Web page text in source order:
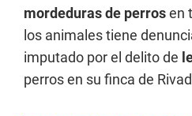
mordeduras de perrosen
los animales tiene
imputado por el delito de
perros en su finca de